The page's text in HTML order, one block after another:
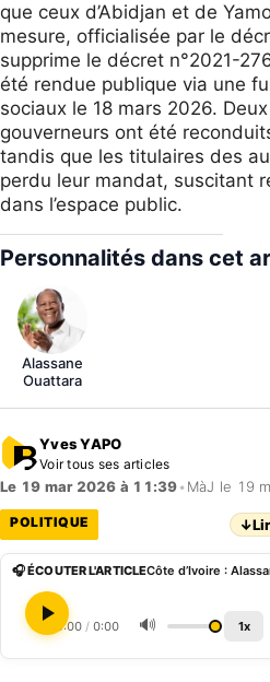
que ceux d’Abidjan et de
mesure, officialisée par le
supprime le décret n°2021-
été rendue publique via une
sociaux le 18 mars 2026.
gouverneurs ont été
tandis que les titulaires des
perdu leur mandat, suscitant
dans l’espace public.
Personnalités dans cet
Alassane
Ouattara
Yves YAPO
Voir tous ses articles
Le 19 mar 2026 à 11:39• MàJ le 19
POLITIQUE ↓
🎧 ÉCOUTER L'ARTICLE
0:00 / 0:00 🔊 1x